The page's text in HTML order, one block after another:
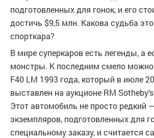
подготовленных для гонок, и его
достичь $9,5 млн. Какова судьба
спорткара?
В мире суперкаров есть легенды, а
монстры. К последним смело можно
F40 LM 1993 года, который в июле
выставлен на аукционе RM
Этот автомобиль не просто редкий
экземпляров, подготовленных для
специальному заказу, и